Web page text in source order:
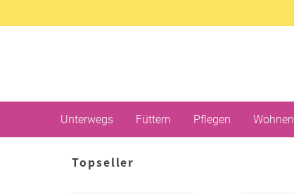
Unterwegs Füttern Pflegen
Topseller